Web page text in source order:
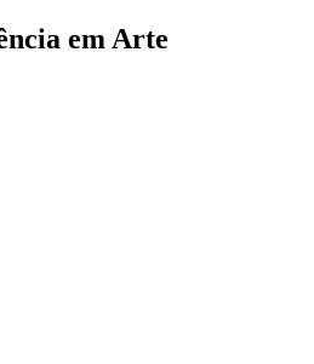
em Arte